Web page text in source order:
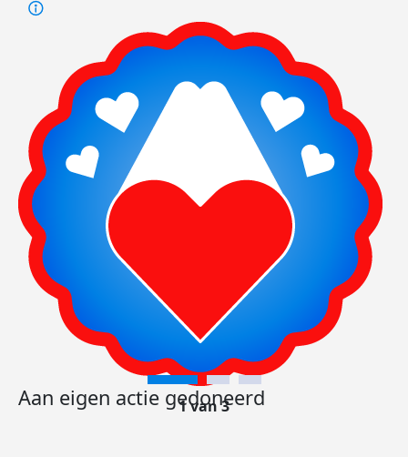
Aan eigen actie gedoneerd
1 van 3